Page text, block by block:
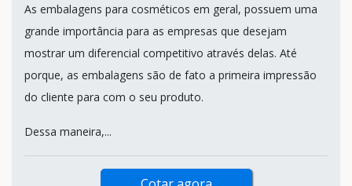
As embalagens para cosméticos em geral, possuem uma
grande importância para as empresas que desejam
mostrar um diferencial competitivo através delas. Até
porque, as embalagens são de fato a primeira impressão
do cliente para com o seu produto.
Dessa maneira,...